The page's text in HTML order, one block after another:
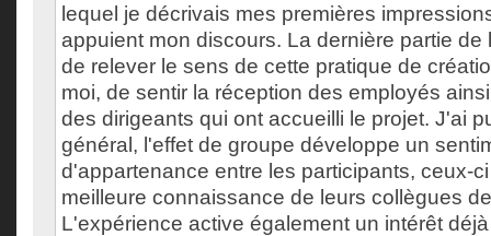
lequel je décrivais mes premières
appuient mon discours. La dernière partie de
de relever le sens de cette pratique de
moi, de sentir la réception des employés
des dirigeants qui ont accueilli le projet. J'ai
général, l'effet de groupe développe un
d'appartenance entre les participants, ceux-
meilleure connaissance de leurs collègues
L'expérience active également un intérêt